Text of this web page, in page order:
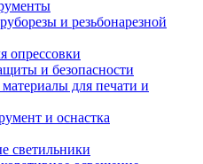
и резьбонарезной
опрессовки
и безопасности
для печати и
и оснастка
светильники